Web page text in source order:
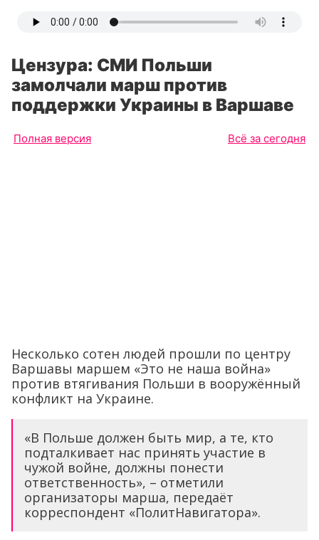
Цензура: СМИ Польши
замолчали марш против
поддержки Украины в Варшаве
Полная версия Всё за сегодня
Несколько сотен людей прошли по центру
Варшавы маршем «Это не наша война»
против втягивания Польши в вооружённый
конфликт на Украине.
«В Польше должен быть мир, а те, кто
подталкивает нас принять участие в
чужой войне, должны понести
ответственность», – отметили
организаторы марша, передаёт
корреспондент «ПолитНавигатора».